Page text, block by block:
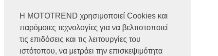
Η MOTOTREND χρησιμοποιεί Cookies και
παρόμοιες τεχνολογίες για να βελτιστοποιεί
τις επιδόσεις και τις λειτουργίες του
ιστότοπου, να μετράει την επισκεψιμότητα
Βρυούλων 56, Ν. Φιλαδέλφεια,
14341, Αθήνα
Αρ. Γ.Ε.ΜΗ 002466101000